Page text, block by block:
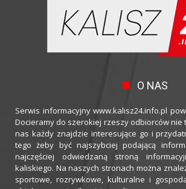
O NAS
Serwis informacyjny www.kalisz24.info.pl
Docieramy do szerokiej rzeszy odbiorców nie
nas każdy znajdzie interesujące go i
tego żeby być najszybciej podającą
najczęściej odwiedzaną stroną
kaliskiego. Na naszych stronach można
sportowe, rozrywkowe, kulturalne i